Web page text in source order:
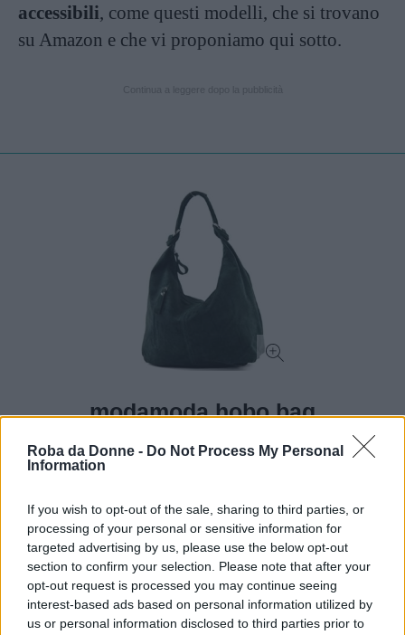
Roba da Donne - Do Not Process My Personal
Information
If you wish to opt-out of the sale, sharing to third parties, or
processing of your personal or sensitive information for
targeted advertising by us, please use the below opt-out
section to confirm your selection. Please note that after your
opt-out request is processed you may continue seeing
interest-based ads based on personal information utilized by
us or personal information disclosed to third parties prior to
accessibili, come questi modelli, che si trovano
su Amazon e che vi proponiamo qui sotto.
modamoda hobo bag
Comoda e spaziosa, con molte cerniere e scompartimenti, la hobo di
modamoda è ideale per i look più informali e casual.
Compra su Amazon
PRO
Borsa a tracolla in pelle scamosciata